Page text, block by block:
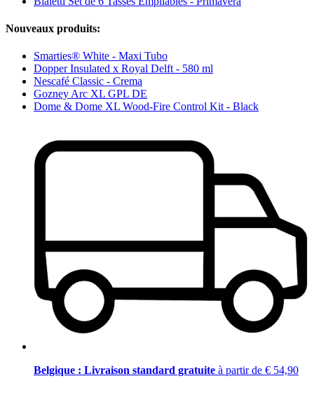
Nouveaux produits:
Smarties® White - Maxi Tubo
Dopper Insulated x Royal Delft - 580 ml
Nescafé Classic - Crema
Gozney Arc XL GPL DE
Dome & Dome XL Wood-Fire Control Kit - Black
Belgique : Livraison standard gratuite à partir de € 54,90